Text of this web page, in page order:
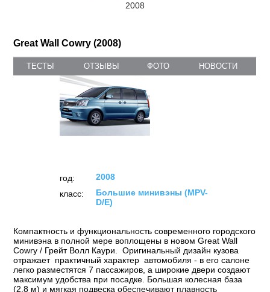
2008
Great Wall Cowry (2008)
ТЕСТЫ ОТЗЫВЫ ФОТО НОВОСТИ
год:
2008
класс:
Большие минивэны (MPV-
D/E)
Компактность и функциональность современного городского
минивэна в полной мере воплощены в новом Great Wall
Cowry / Грейт Волл Каури. Оригинальный дизайн кузова
отражает практичный характер автомобиля - в его салоне
легко разместятся 7 пассажиров, а широкие двери создают
максимум удобства при посадке. Большая колесная база
(2,8 м) и мягкая подвеска обеспечивают плавность